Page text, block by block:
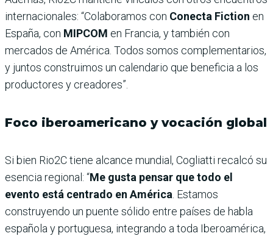
internacionales: “Colaboramos con Conecta Fiction en
España, con MIPCOM en Francia, y también con
mercados de América. Todos somos complementarios,
y juntos construimos un calendario que beneficia a los
productores y creadores”.
Foco iberoamericano y vocación global
Si bien Rio2C tiene alcance mundial, Cogliatti recalcó su
esencia regional: “Me gusta pensar que todo el
evento está centrado en América . Estamos
construyendo un puente sólido entre países de habla
española y portuguesa, integrando a toda Iberoamérica,